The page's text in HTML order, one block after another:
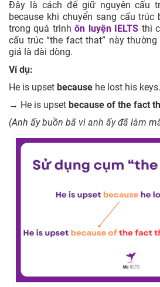
Đây là cách để giữ nguyên cấu
because khi chuyển sang cấu trúc
trong quá trìnhôn luyện IELTS thì
cấu trúc “the fact that” này
giá là dài dòng.
Ví dụ:
He is upset because he lost his keys.
→ He is upset because of the fact
(Anh ấy buồn bã vì anh ấy đã làm